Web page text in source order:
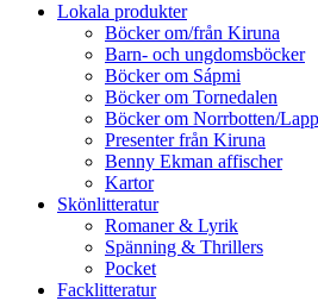
Lokala produkter
Böcker om/från Kiruna
Barn- och ungdomsböcker
Böcker om Sápmi
Böcker om Tornedalen
Böcker om Norrbotten/
Presenter från Kiruna
Benny Ekman affischer
Kartor
Skönlitteratur
Romaner & Lyrik
Spänning & Thrillers
Pocket
Facklitteratur